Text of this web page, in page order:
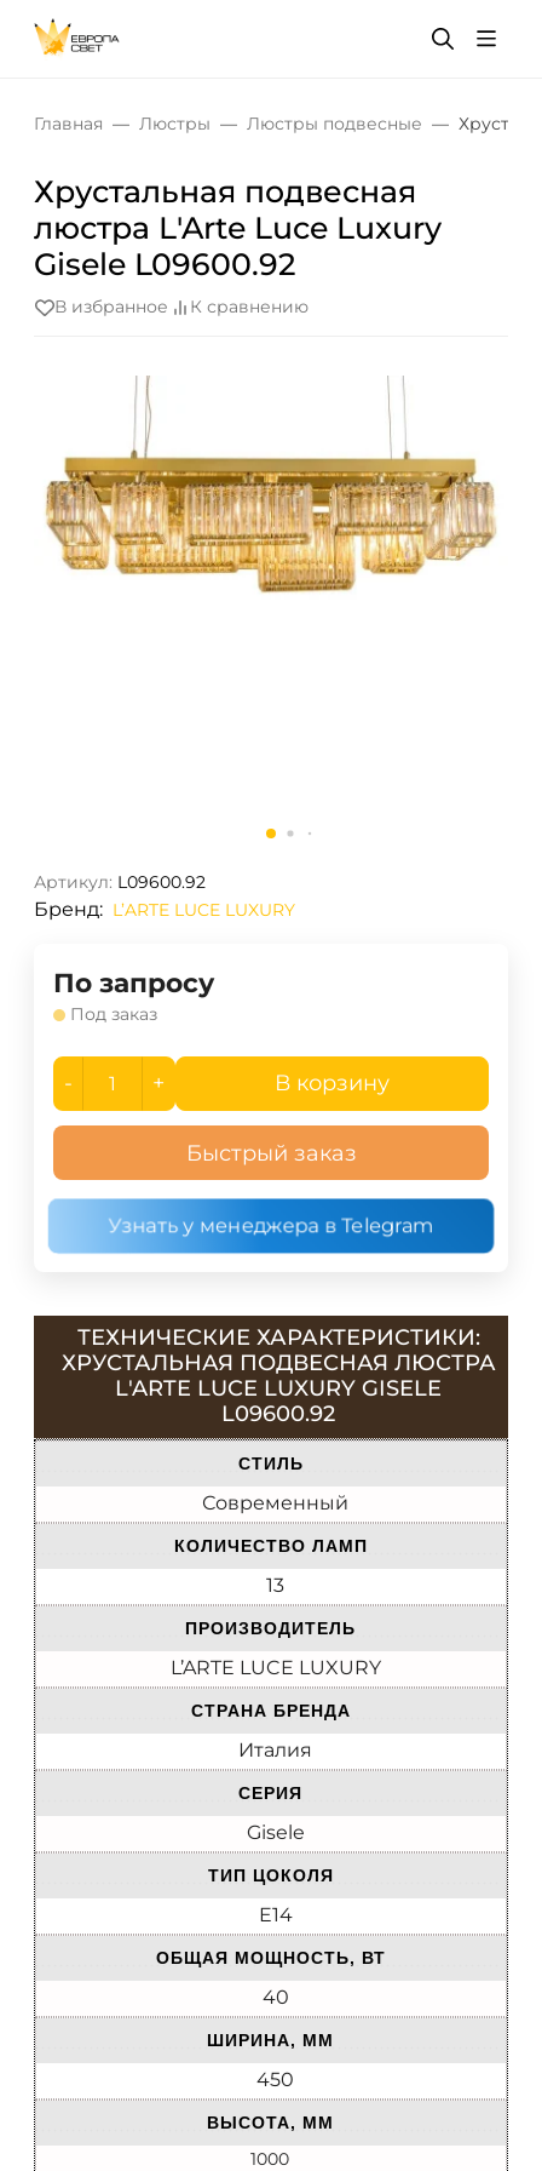
Главная Люстры Люстры подвесные
Хрустальная подвесная
люстра L'Arte Luce Luxury
Gisele L09600.92
В избранное К сравнению
Артикул: L09600.92
Бренд: L’ARTE LUCE LUXURY
По запросу
Под заказ
- + В корзину
Быстрый заказ
Узнать у менеджера в Telegram
ТЕХНИЧЕСКИЕ ХАРАКТЕРИСТИКИ:
ХРУСТАЛЬНАЯ ПОДВЕСНАЯ ЛЮСТРА
L'ARTE LUCE LUXURY GISELE
L09600.92
СТИЛЬ
Современный
КОЛИЧЕСТВО ЛАМП
13
ПРОИЗВОДИТЕЛЬ
L’ARTE LUCE LUXURY
СТРАНА БРЕНДА
Италия
СЕРИЯ
Gisele
ТИП ЦОКОЛЯ
E14
ОБЩАЯ МОЩНОСТЬ, ВТ
40
ШИРИНА, ММ
450
ВЫСОТА, ММ
1000